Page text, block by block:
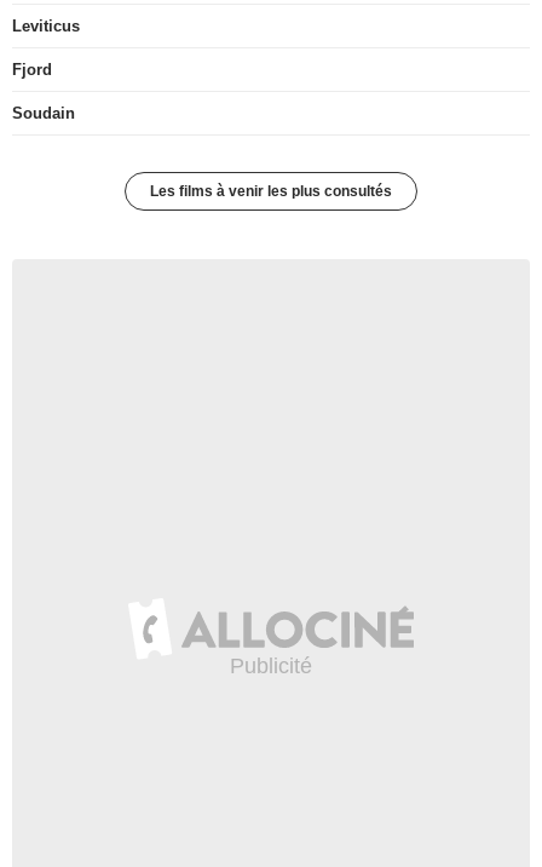
Leviticus
Fjord
Soudain
Les films à venir les plus consultés